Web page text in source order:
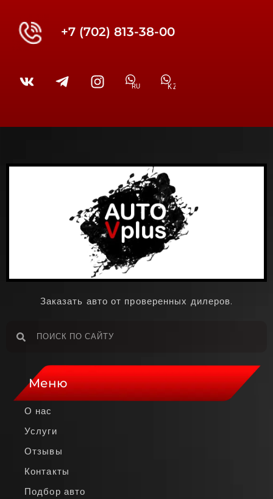
+7 (702) 813-38-00
RU KZ
Заказать авто от проверенных дилеров.
Меню
О нас
Услуги
Отзывы
Контакты
Подбор авто